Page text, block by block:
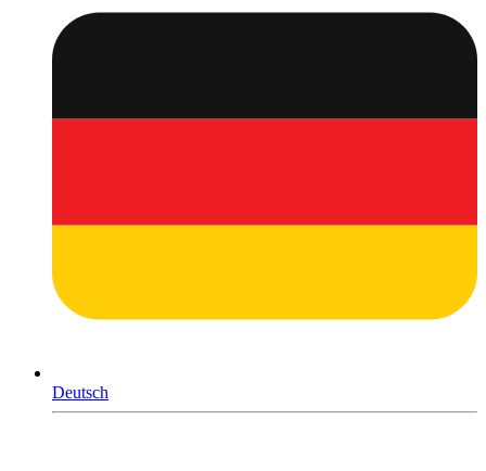
Deutsch